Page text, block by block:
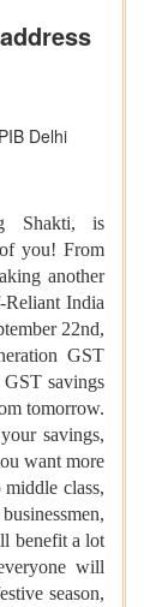
84वीं वर्षगांठ
स्वास्थ्य सेवा
जाधव